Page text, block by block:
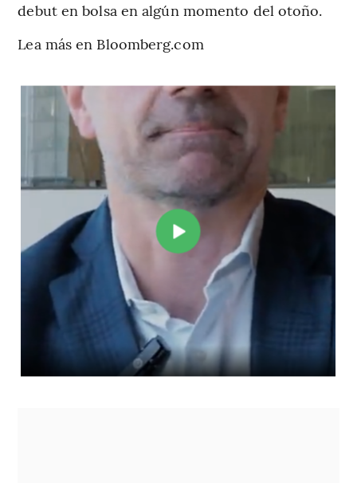
debut en bolsa en algún momento del otoño.
Lea más en Bloomberg.com